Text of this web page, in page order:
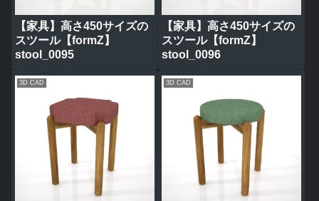
【家具】高さ450サイズの
スツール【formZ】
stool_0095
【家具】高さ450サイズの
スツール【formZ】
stool_0096
3D CAD 3D CAD